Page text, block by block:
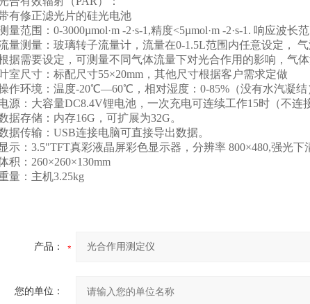
修正滤光片的硅光电池
范围：0-3000µmol·m -2·s-1,精度<5µmol·m -2·s-1. 响应波长
测量：玻璃转子流量计，流量在0-1.5L范围内任意设定， 气
据需要设定，可测量不同气体流量下对光合作用的影响，气体
尺寸：标配尺寸55×20mm，其他尺寸根据客户需求定做
环境：温度-20℃—60℃，相对湿度：0-85%（没有水汽凝结
：大容量DC8.4V锂电池，一次充电可连续工作15时（不连
存储：内存16G，可扩展为32G。
传输：USB连接电脑可直接导出数据。
：3.5"TFT真彩液晶屏彩色显示器，分辨率 800×480,强光下
：260×260×130mm
：主机3.25kg
产品：
您的单位：